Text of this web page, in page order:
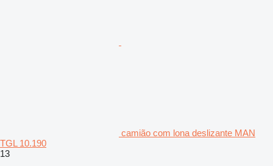
camião com lona deslizante MAN
TGL 10.190
13